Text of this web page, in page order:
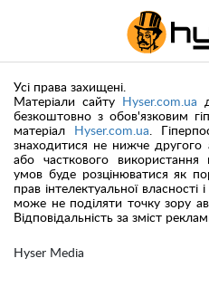
Hyser Media
Усі права захищені.
Матеріали сайту
Hyser.com.ua
безкоштовно з обов'язковим
матеріал
Hyser.com.ua.
знаходитися не нижче другого
або часткового
умов буде розцінюватися як
прав інтелектуальної власності
може не поділяти точку зору
Відповідальність за зміст